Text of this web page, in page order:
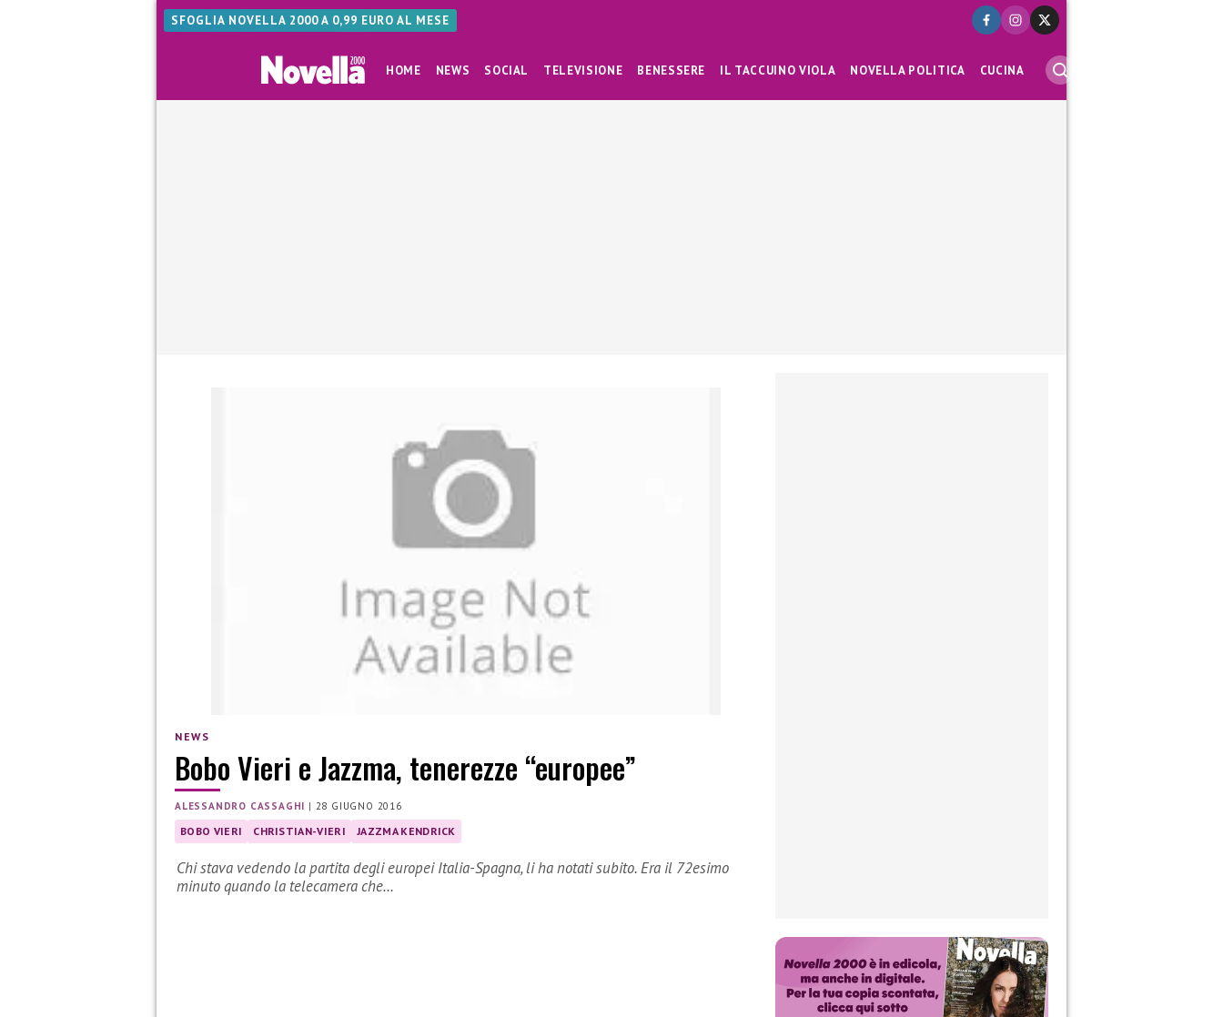
SFOGLIA NOVELLA 2000 A 0,99 EURO AL MESE
HOME NEWS SOCIAL TELEVISIONE BENESSERE IL TACCUINO VIOLA NOVELLA POLITICA CUCINA
NEWS
Bobo Vieri e Jazzma, tenerezze “europee”
ALESSANDRO CASSAGHI | 28 GIUGNO 2016
BOBO VIERI CHRISTIAN-VIERI JAZZMA KENDRICK
Chi stava vedendo la partita degli europei Italia-Spagna, li ha notati subito. Era il 72esimo
minuto quando la telecamera che…